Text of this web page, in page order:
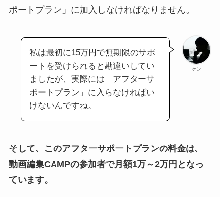
ポートプラン」に加入しなければなりません。
ケン
私は最初に15万円で無期限のサポ
ートを受けられると勘違いしてい
ましたが、実際には「アフターサ
ポートプラン」に入らなければい
けないんですね。
そして、このアフターサポートプランの料金は、
動画編集CAMPの参加者で月額1万～2万円となっ
ています。